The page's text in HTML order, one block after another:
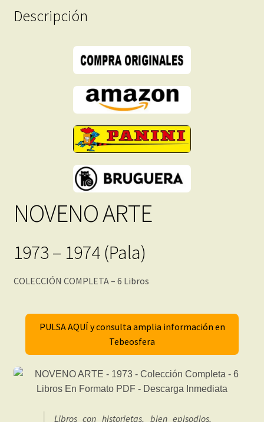
Inmediata
Descripción
NOVENO ARTE
1973 – 1974 (Pala)
COLECCIÓN COMPLETA – 6 Libros
PULSA AQUÍ y consulta amplia información en
Tebeosfera
Libros con historietas, bien episodios,